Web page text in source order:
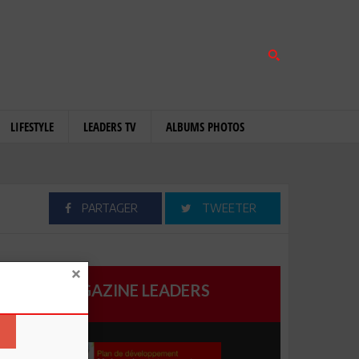
LIFESTYLE LEADERS TV ALBUMS PHOTOS
PARTAGER TWEETER
MAGAZINE LEADERS